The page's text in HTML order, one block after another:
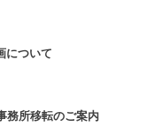
について
務所移転のご案内